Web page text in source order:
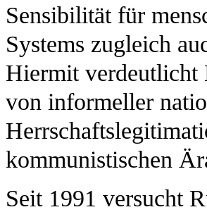
Sensibilität für
Systems zugleich
Hiermit verdeutlicht
von informeller
kommunistischen
Seit 1991 versucht